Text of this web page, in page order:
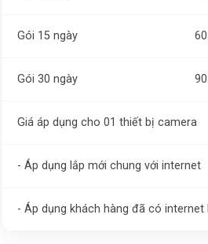
Gói 15 ngày
Gói 30 ngày
Giá áp dụng cho 01 thiết bị camera
- Áp dụng lắp mới chung với internet
- Áp dụng khách hàng đã có